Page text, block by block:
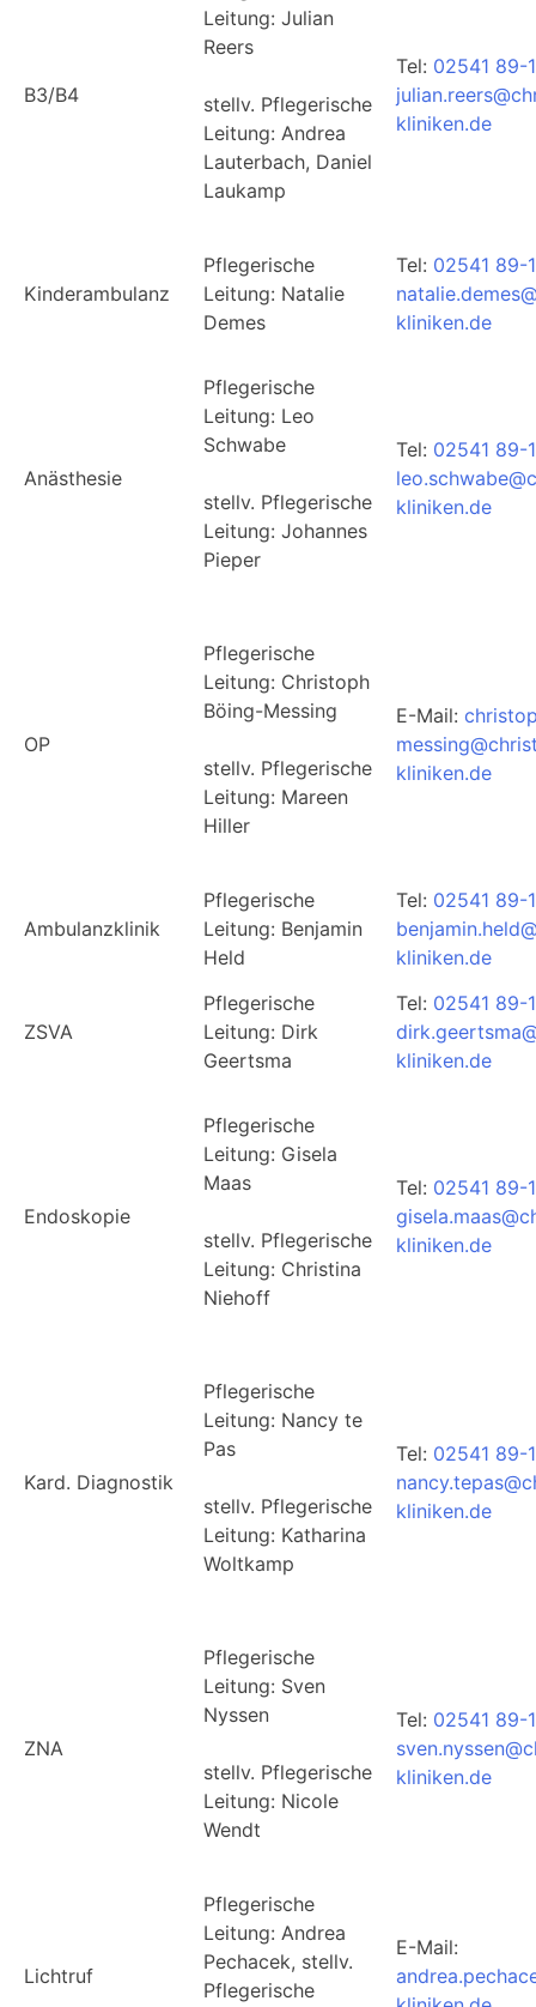
B3/B4
Leitung: Julian
Reers
stellv. Pflegerische
Leitung: Andrea
Lauterbach, Daniel
Laukamp
Tel: 02541 89-
kliniken.de
Kinderambulanz
Pflegerische
Leitung: Natalie
Demes
Tel: 02541 89-
kliniken.de
Anästhesie
Pflegerische
Leitung: Leo
Schwabe
stellv. Pflegerische
Leitung: Johannes
Pieper
Tel: 02541 89-
kliniken.de
OP
Pflegerische
Leitung: Christoph
Böing-Messing
stellv. Pflegerische
Leitung: Mareen
Hiller
E-Mail:
kliniken.de
Ambulanzklinik
Pflegerische
Leitung: Benjamin
Held
Tel: 02541 89-
kliniken.de
ZSVA
Pflegerische
Leitung: Dirk
Geertsma
Tel: 02541 89-
kliniken.de
Endoskopie
Pflegerische
Leitung: Gisela
Maas
stellv. Pflegerische
Leitung: Christina
Niehoff
Tel: 02541 89-
kliniken.de
Kard. Diagnostik
Pflegerische
Leitung: Nancy te
Pas
stellv. Pflegerische
Leitung: Katharina
Woltkamp
Tel: 02541 89-
kliniken.de
ZNA
Pflegerische
Leitung: Sven
Nyssen
stellv. Pflegerische
Leitung: Nicole
Wendt
Tel: 02541 89-
kliniken.de
Lichtruf
Pflegerische
Leitung: Andrea
Pechacek, stellv.
Pflegerische
E-Mail: